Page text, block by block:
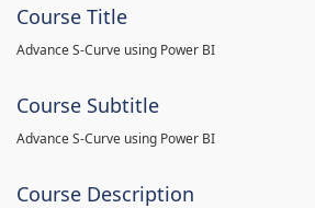
Course Title
Advance S-Curve using Power BI
Course Subtitle
Advance S-Curve using Power BI
Course Description